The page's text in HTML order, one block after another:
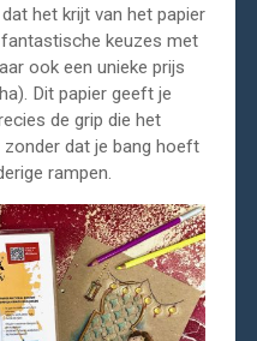
het krijt van het papier
keuzes met
ook een unieke prijs
Dit papier geeft je
de grip die het
dat je bang hoeft
rampen.